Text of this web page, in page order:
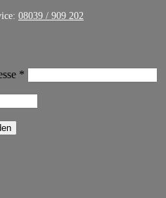
08039 / 909 202
*